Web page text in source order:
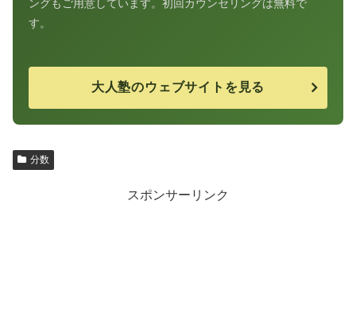
ングもご用意しています。初回カウンセリングは無料で
す。
大人塾のウェブサイトを見る
分数
スポンサーリンク